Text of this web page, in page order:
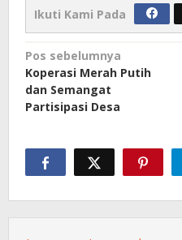
Ikuti Kami Pada
Navigasi
pos
Pos sebelumnya
Koperasi Merah Putih
dan Semangat
Partisipasi Desa